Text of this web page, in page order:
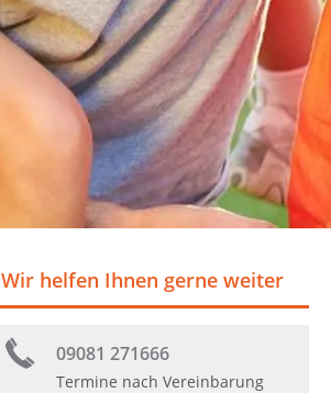
Wir helfen Ihnen gerne weiter
09081 271666
Termine nach Vereinbarung